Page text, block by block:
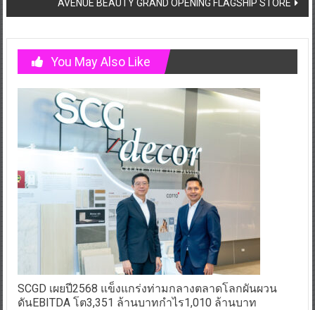
AVENUE BEAUTY GRAND OPENING FLAGSHIP STORE
You May Also Like
SCGD เผยปี2568 แข็งแกร่งท่ามกลางตลาดโลกผันผวน
ดันEBITDA โต3,351 ล้านบาทกำไร1,010 ล้านบาท